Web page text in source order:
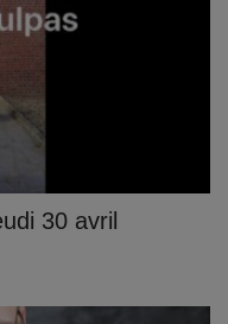
30 avril